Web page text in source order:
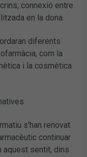
connexió entre
en la dona.
diferents
com la
i la cosmètica
s’han renovat
continuar
aquest sentit, dins